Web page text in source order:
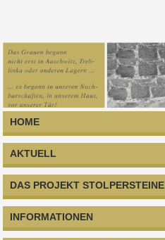
HOME
AKTUELL
DAS PROJEKT STOLPERSTEINE
INFORMATIONEN